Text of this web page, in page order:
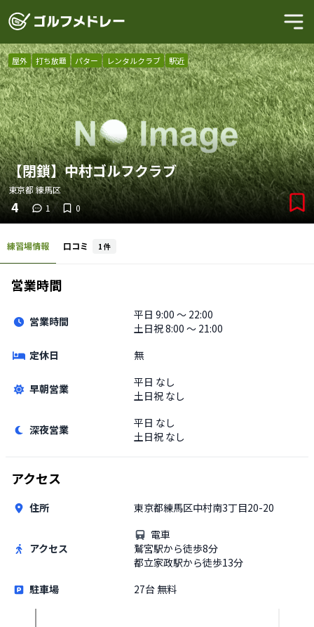
屋外 打ち放題 パター レンタルクラブ 駅近
【閉鎖】中村ゴルフクラブ
東京都練馬区
4 1 0
練習場情報 口コミ 1 件
営業時間
営業時間 平日 9:00 〜 22:00
土日祝8:00 〜 21:00
定休日
無
早朝営業 平日 なし
土日祝 なし
深夜営業 平日 なし
土日祝 なし
アクセス
住所 東京都練馬区中村南3丁目20-20
アクセス
電車
鷲宮駅から徒歩8分
都立家政駅から徒歩13分
駐車場
27台 無料